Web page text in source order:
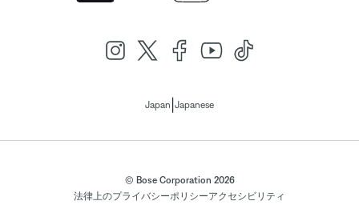
Japan Japanese
© Bose Corporation 2026
法律上のプライバシーポリシーアクセシビリティ